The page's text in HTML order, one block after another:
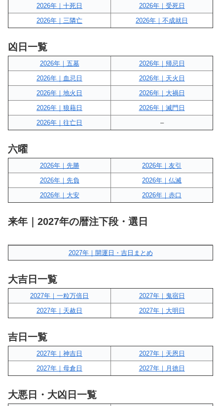
2026年｜十死日
2026年｜受死日
2026年｜三隣亡
2026年｜不成就日
凶日一覧
2026年｜五墓
2026年｜帰忌日
2026年｜血忌日
2026年｜天火日
2026年｜地火日
2026年｜大禍日
2026年｜狼藉日
2026年｜滅門日
2026年｜往亡日
–
六曜
2026年｜先勝
2026年｜友引
2026年｜先負
2026年｜仏滅
2026年｜大安
2026年｜赤口
来年｜2027年の暦注下段・選日
2027年｜開運日・吉日まとめ
大吉日一覧
2027年｜一粒万倍日
2027年｜鬼宿日
2027年｜天赦日
2027年｜大明日
吉日一覧
2027年｜神吉日
2027年｜天恩日
2027年｜母倉日
2027年｜月徳日
大悪日・大凶日一覧